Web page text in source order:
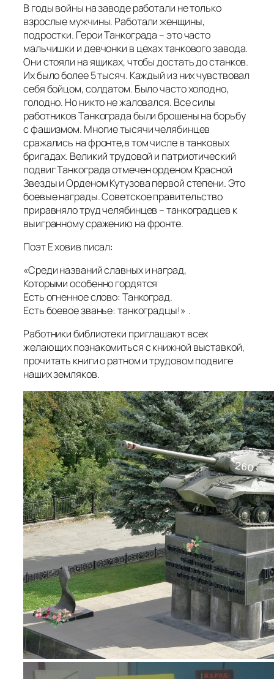
В годы войны на заводе работали не только
взрослые мужчины. Работали женщины,
подростки. Герои Танкограда – это часто
мальчишки и девчонки в цехах танкового завода.
Они стояли на ящиках, чтобы достать до станков.
Их было более 5 тысяч. Каждый из них чувствовал
себя бойцом, солдатом. Было часто холодно,
голодно. Но никто не жаловался. Все силы
работников Танкограда были брошены на борьбу
с фашизмом. Многие тысячи челябинцев
сражались на фронте,в том числе в танковых
бригадах. Великий трудовой и патриотический
подвиг Танкограда отмечен орденом Красной
Звезды и Орденом Кутузова первой степени. Это
боевые награды. Советское правительство
приравняло труд челябинцев – танкоградцев к
выигранному сражению на фронте.
Поэт Е ховив писал:
«Среди названий славных и наград,
Которыми особенно гордятся
Есть огненное слово: Танкоград.
Есть боевое званье: танкоградцы!» .
Работники библиотеки приглашают всех
желающих познакомиться с книжной выставкой,
прочитать книги о ратном и трудовом подвиге
наших земляков.